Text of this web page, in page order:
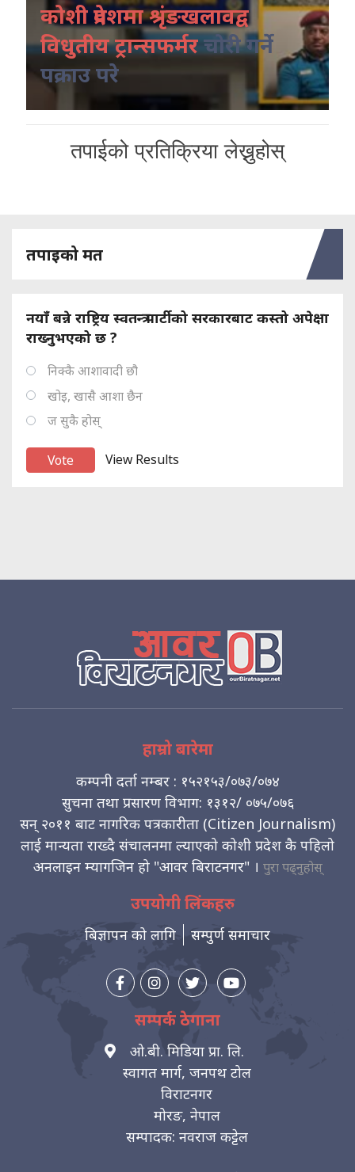
कोशी प्रदेशमा श्रृंङखलावद्व
विधुतीय ट्रान्सफर्मरचोरी गर्ने
पक्राउ परे
तपाईको प्रतिक्रिया लेख्नुहोस्
तपाइको मत
नयाँ बन्ने राष्ट्रिय स्वतन्त्र पार्टीको सरकारबाट कस्तो अपेक्षा
राख्नुभएको छ ?
निक्कै आशावादी छौ
खोइ, खासै आशा छैन
ज सुकै होस्
View Results
हाम्रो बारेमा
कम्पनी दर्ता नम्बर : १५२१५३/०७३/०७४
सुचना तथा प्रसारण विभाग: १३१२/ ०७५/०७६
सन् २०११ बाट नागरिक पत्रकारीता (Citizen Journalism)
लाई मान्यता राख्दै संचालनमा ल्याएको कोशी प्रदेश कै पहिलो
अनलाइन म्यागजिन हो "आवर बिराटनगर" । पुरा पढ्नुहोस्
उपयोगी लिंकहरु
बिज्ञापन को लागि सम्पुर्ण समाचार
सम्पर्क ठेगाना
ओ.बी. मिडिया प्रा. लि.
स्वागत मार्ग, जनपथ टोल
विराटनगर
मोरङ, नेपाल
सम्पादक: नवराज कट्टेल